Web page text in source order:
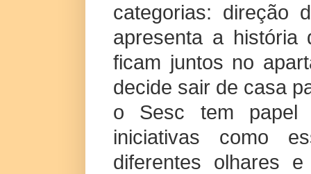
categorias: direção
apresenta a história
ficam juntos no
decide sair de casa
o Sesc tem papel
iniciativas como
diferentes olhares